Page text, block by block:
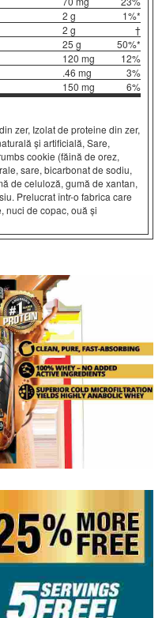
2 g
1%*
2 g
†
25 g
50%*
120 mg
12%
.46 mg
3%
150 mg 6%
zer, Izolat de proteine din zer,
și artificială, Sare,
cookie (făină de orez,
sare, bicarbonat de sodiu,
de celuloză, gumă de xantan,
Prelucrat într-o fabrica care
nuci de copac, ouă și